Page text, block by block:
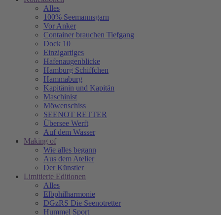
Alles
100% Seemannsgarn
Vor Anker
Container brauchen Tiefgang
Dock 10
Einzigartiges
Hafenaugen­blicke
Hamburg Schiffchen
Hammaburg
Kapitänin und Kapitän
Maschinist
Möwenschiss
SEENOT RETTER
Übersee Werft
Auf dem Wasser
Making of
Wie alles begann
Aus dem Atelier
Der Künstler
Limitierte Editionen
Alles
Elbphilharmonie
DGzRS Die Seenotretter
Hummel Sport